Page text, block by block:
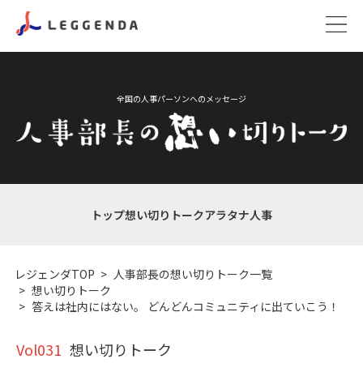
全国の人事パーソンへのメッセージ
トップ想い切りトークアラタナ人事
レジェンダTOP
人事部長の想い切りトーク一覧
想い切りトーク
答えは社内にはない。 どんどんコミュニティに出ていこう！
Vol031 想い切りトーク